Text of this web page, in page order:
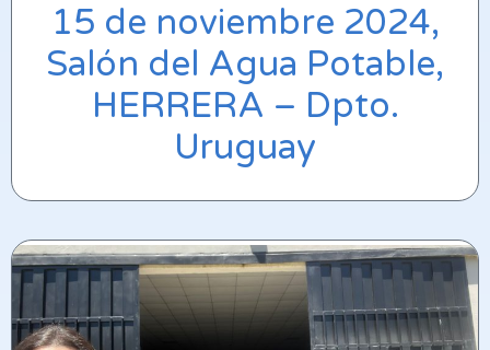
15 de noviembre 2024,
Salón del Agua Potable,
HERRERA – Dpto.
Uruguay